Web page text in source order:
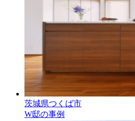
茨城県つくば市
W邸の事例